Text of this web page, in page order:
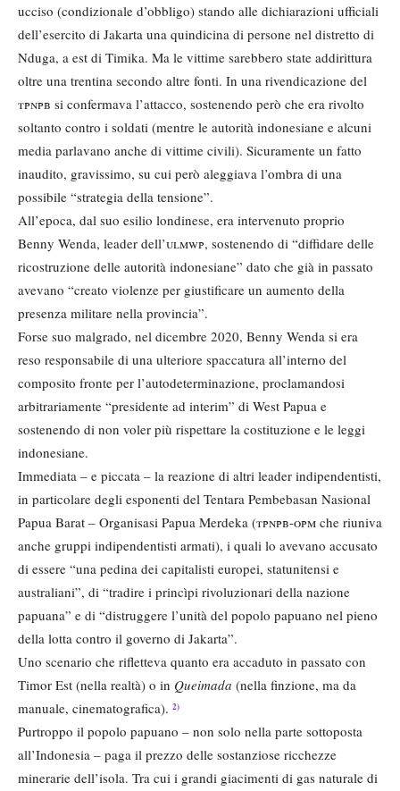
ucciso (condizionale d’obbligo) stando alle dichiarazioni ufficiali
dell’esercito di Jakarta una quindicina di persone nel distretto di
Nduga, a est di Timika. Ma le vittime sarebbero state addirittura
oltre una trentina secondo altre fonti. In una rivendicazione del
tpnpb si confermava l’attacco, sostenendo però che era rivolto
soltanto contro i soldati (mentre le autorità indonesiane e alcuni
media parlavano anche di vittime civili). Sicuramente un fatto
inaudito, gravissimo, su cui però aleggiava l’ombra di una
possibile “strategia della tensione”.
All’epoca, dal suo esilio londinese, era intervenuto proprio
Benny Wenda, leader dell’ulmwp, sostenendo di “diffidare delle
ricostruzione delle autorità indonesiane” dato che già in passato
avevano “creato violenze per giustificare un aumento della
presenza militare nella provincia”.
Forse suo malgrado, nel dicembre 2020, Benny Wenda si era
reso responsabile di una ulteriore spaccatura all’interno del
composito fronte per l’autodeterminazione, proclamandosi
arbitrariamente “presidente ad interim” di West Papua e
sostenendo di non voler più rispettare la costituzione e le leggi
indonesiane.
Immediata – e piccata – la reazione di altri leader indipendentisti,
in particolare degli esponenti del Tentara Pembebasan Nasional
Papua Barat – Organisasi Papua Merdeka (tpnpb-opm che riuniva
anche gruppi indipendentisti armati), i quali lo avevano accusato
di essere “una pedina dei capitalisti europei, statunitensi e
australiani”, di “tradire i princìpi rivoluzionari della nazione
papuana” e di “distruggere l’unità del popolo papuano nel pieno
della lotta contro il governo di Jakarta”.
Uno scenario che rifletteva quanto era accaduto in passato con
Timor Est (nella realtà) o in Queimada (nella finzione, ma da
manuale, cinematografica). 2)
Purtroppo il popolo papuano – non solo nella parte sottoposta
all’Indonesia – paga il prezzo delle sostanziose ricchezze
minerarie dell’isola. Tra cui i grandi giacimenti di gas naturale di